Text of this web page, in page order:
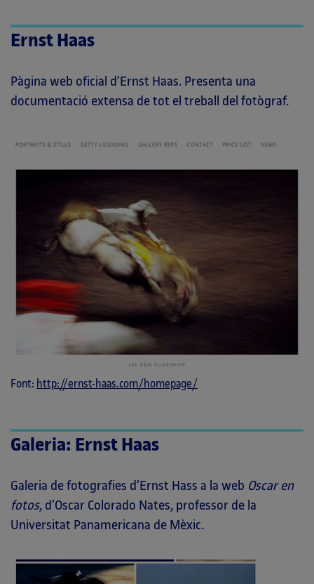
Ernst Haas
Pàgina web oficial d’Ernst Haas. Presenta una
documentació extensa de tot el treball del fotògraf.
Font: http://ernst-haas.com/homepage/
Galeria: Ernst Haas
Galeria de fotografies d’Ernst Hass a la web Oscar en
fotos, d’Oscar Colorado Nates, professor de la
Universitat Panamericana de Mèxic.